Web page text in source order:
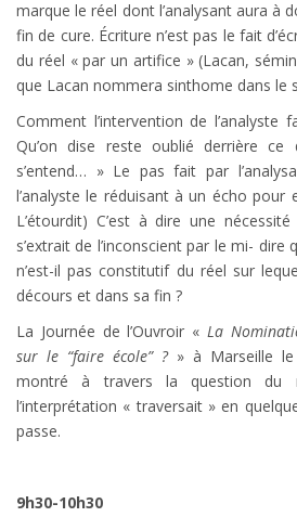
marque le réel dont l’analysant aura à
fin de cure. Écriture n’est pas le fait
du réel « par un artifice » (Lacan,
que Lacan nommera sinthome dans le
Comment l’intervention de l’analyste
Qu’on dise reste oublié derrière
s’entend… » Le pas fait par
l’analyste le réduisant à un écho pour
L’étourdit) C’est à dire une
s’extrait de l’inconscient par le mi- dire
n’est-il pas constitutif du réel sur
décours et dans sa fin ?
La Journée de l’Ouvroir « La
sur le “faire école” ? » à Marseille
montré à travers la question du
l’interprétation « traversait » en
passe.
9h30-10h30